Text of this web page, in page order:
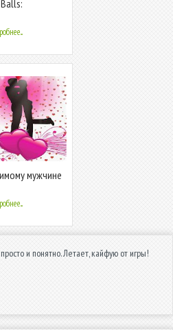
мужчине
и понятно. Летает, кайфую от игры!